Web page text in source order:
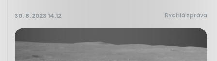
30. 8. 2023 14:12 Rychlá zpráva